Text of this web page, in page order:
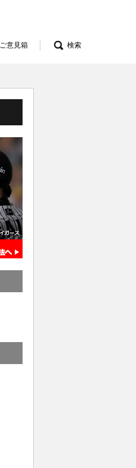
ご意見箱 検索